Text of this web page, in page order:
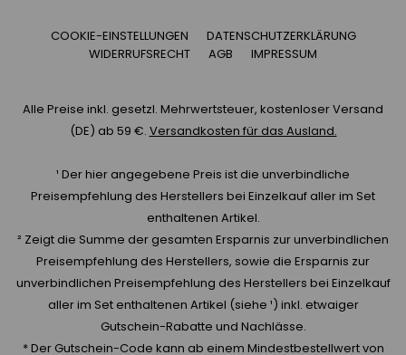
COOKIE-EINSTELLUNGEN
DATENSCHUTZERKLÄRUNG
WIDERRUFSRECHT
AGB IMPRESSUM
Alle Preise inkl. gesetzl. Mehrwertsteuer, kostenloser Versand
(DE) ab 59 €. Versandkosten für das Ausland.
¹ Der hier angegebene Preis ist die unverbindliche
Preisempfehlung des Herstellers bei Einzelkauf aller im Set
enthaltenen Artikel.
² Zeigt die Summe der gesamten Ersparnis zur unverbindlichen
Preisempfehlung des Herstellers, sowie die Ersparnis zur
unverbindlichen Preisempfehlung des Herstellers bei Einzelkauf
aller im Set enthaltenen Artikel (siehe ¹) inkl. etwaiger
Gutschein-Rabatte und Nachlässe.
* Der Gutschein-Code kann ab einem Mindestbestellwert von